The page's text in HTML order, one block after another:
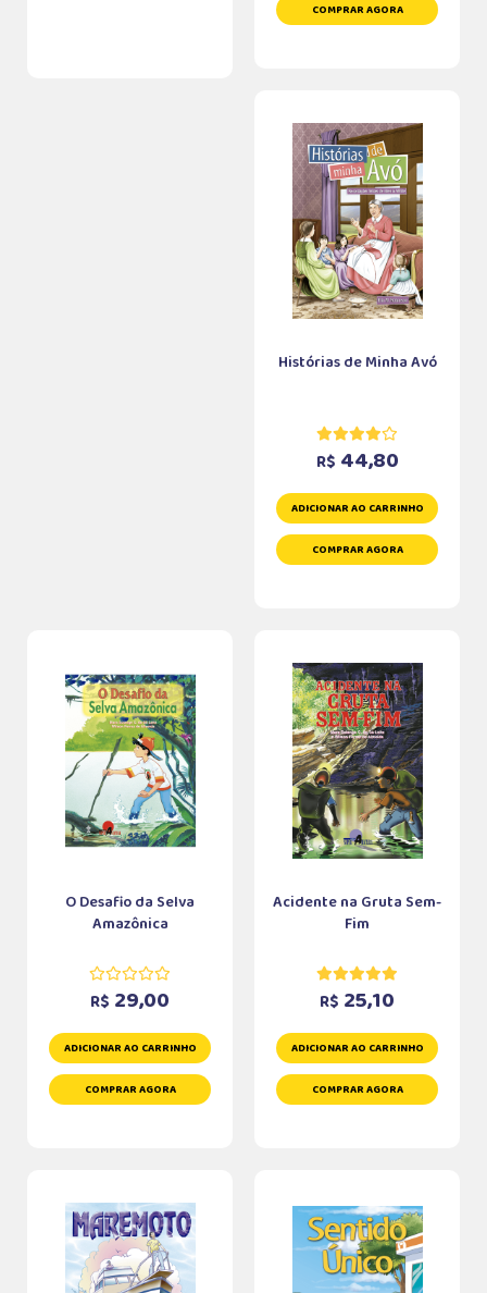
COMPRAR AGORA
Histórias de Minha Avó
R$ 44,80
ADICIONAR AO CARRINHO
COMPRAR AGORA
O Desafio da Selva
Amazônica
R$ 29,00
ADICIONAR AO CARRINHO
COMPRAR AGORA
Acidente na Gruta Sem-
Fim
R$ 25,10
ADICIONAR AO CARRINHO
COMPRAR AGORA